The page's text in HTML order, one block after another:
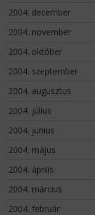
2004. december
2004. november
2004. október
2004. szeptember
2004. augusztus
2004. július
2004. június
2004. május
2004. április
2004. március
2004. február